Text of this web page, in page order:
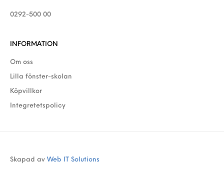
0292-500 00
INFORMATION
Om oss
Lilla fönster-skolan
Köpvillkor
Integretetspolicy
Skapad av Web IT Solutions